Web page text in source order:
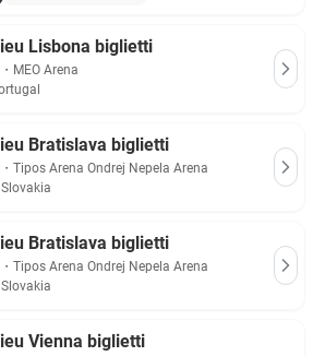
Lisbona biglietti
・ MEO Arena
Bratislava biglietti
・ Tipos Arena Ondrej Nepela Arena
Bratislava biglietti
・ Tipos Arena Ondrej Nepela Arena
Vienna biglietti